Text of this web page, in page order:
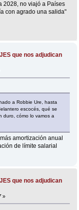
2028, no viajó a Países
con agrado una salida"
que nos adjudican
a Robbie Ure, hasta
escocés, qué se
duro, cómo lo vamos a
amortización anual
de límite salarial
que nos adjudican
»